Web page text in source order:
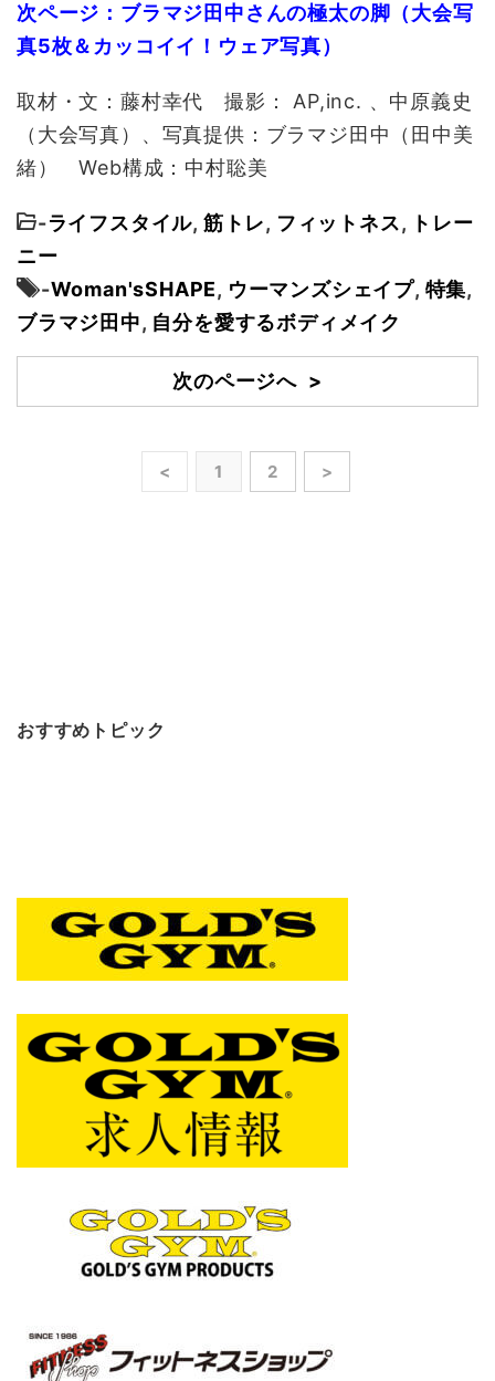
次ページ：ブラマジ田中さんの極太の脚（大会写
真5枚＆カッコイイ！ウェア写真）
取材・文：藤村幸代 撮影： AP,inc. 、中原義史
（大会写真）、写真提供：ブラマジ田中（田中美
緒） Web構成：中村聡美
-ライフスタイル, 筋トレ, フィットネス, トレー
ニー
-Woman'sSHAPE, ウーマンズシェイプ, 特集,
ブラマジ田中, 自分を愛するボディメイク
次のページへ >
< 1 2 >
おすすめトピック